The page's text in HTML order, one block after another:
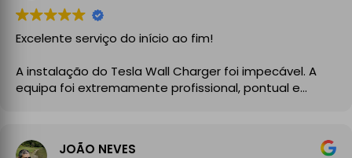
Excelente serviço do início ao fim!
A instalação do Tesla Wall Charger foi impecável. A
equipa foi extremamente profissional, pontual e
clareza, aconselharam a melhor solução para a minha
instalação elétrica e executaram o trabalho com
JOÃO NEVES